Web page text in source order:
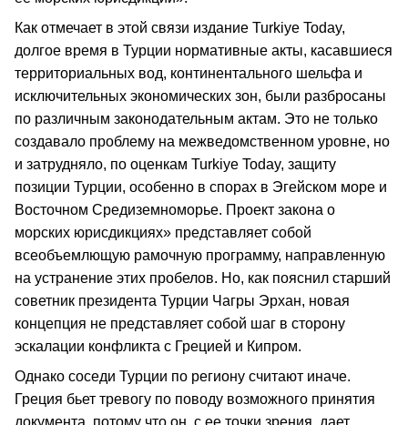
Как отмечает в этой связи издание Turkiye Today,
долгое время в Турции нормативные акты, касавшиеся
территориальных вод, континентального шельфа и
исключительных экономических зон, были разбросаны
по различным законодательным актам. Это не только
создавало проблему на межведомственном уровне, но
и затрудняло, по оценкам Turkiye Today, защиту
позиции Турции, особенно в спорах в Эгейском море и
Восточном Средиземноморье. Проект закона о
морских юрисдикциях» представляет собой
всеобъемлющую рамочную программу, направленную
на устранение этих пробелов. Но, как пояснил старший
советник президента Турции Чагры Эрхан, новая
концепция не представляет собой шаг в сторону
эскалации конфликта с Грецией и Кипром.
Однако соседи Турции по региону считают иначе.
Греция бьет тревогу по поводу возможного принятия